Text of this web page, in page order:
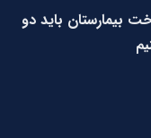
بیمارستان باید دو